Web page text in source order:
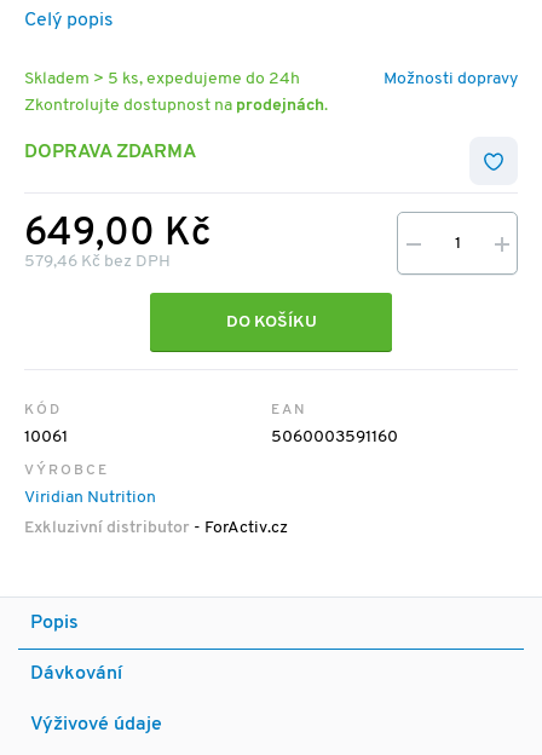
Celý popis
Možnosti dopravy
Skladem > 5 ks, expedujeme do 24h
Zkontrolujte dostupnost na prodejnách.
DOPRAVA ZDARMA
649,00 Kč
579,46 Kč bez DPH
DO KOŠÍKU
KÓD
10061
EAN
5060003591160
VÝROBCE
Viridian Nutrition
Exkluzivní distributor - ForActiv.cz
Popis
Dávkování
Výživové údaje